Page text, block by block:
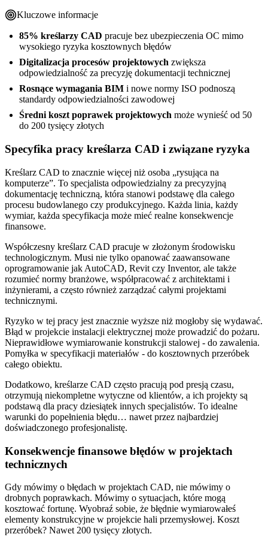
Kluczowe informacje
85% kreślarzy CAD pracuje bez ubezpieczenia OC mimo
wysokiego ryzyka kosztownych błędów
Digitalizacja procesów projektowych zwiększa
odpowiedzialność za precyzję dokumentacji technicznej
Rosnące wymagania BIM i nowe normy ISO podnoszą
standardy odpowiedzialności zawodowej
Średni koszt poprawek projektowych może wynieść od 50
do 200 tysięcy złotych
Specyfika pracy kreślarza CAD i związane ryzyka
Kreślarz CAD to znacznie więcej niż osoba „rysująca na
komputerze”. To specjalista odpowiedzialny za precyzyjną
dokumentację techniczną, która stanowi podstawę dla całego
procesu budowlanego czy produkcyjnego. Każda linia, każdy
wymiar, każda specyfikacja może mieć realne konsekwencje
finansowe.
Współczesny kreślarz CAD pracuje w złożonym środowisku
technologicznym. Musi nie tylko opanować zaawansowane
oprogramowanie jak AutoCAD, Revit czy Inventor, ale także
rozumieć normy branżowe, współpracować z architektami i
inżynierami, a często również zarządzać całymi projektami
technicznymi.
Ryzyko w tej pracy jest znacznie wyższe niż mogłoby się wydawać.
Błąd w projekcie instalacji elektrycznej może prowadzić do pożaru.
Nieprawidłowe wymiarowanie konstrukcji stalowej - do zawalenia.
Pomyłka w specyfikacji materiałów - do kosztownych przeróbek
całego obiektu.
Dodatkowo, kreślarze CAD często pracują pod presją czasu,
otrzymują niekompletne wytyczne od klientów, a ich projekty są
podstawą dla pracy dziesiątek innych specjalistów. To idealne
warunki do popełnienia błędu… nawet przez najbardziej
doświadczonego profesjonalistę.
Konsekwencje finansowe błędów w projektach
technicznych
Gdy mówimy o błędach w projektach CAD, nie mówimy o
drobnych poprawkach. Mówimy o sytuacjach, które mogą
kosztować fortunę. Wyobraź sobie, że błędnie wymiarowałeś
elementy konstrukcyjne w projekcie hali przemysłowej. Koszt
przeróbek? Nawet 200 tysięcy złotych.